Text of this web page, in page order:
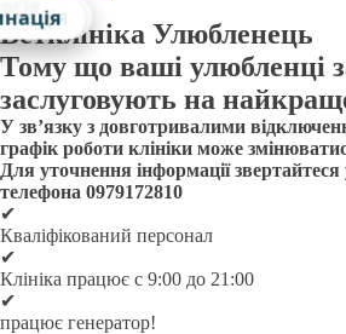
Ветклініка Улюбленець
Тому що ваші улюбленці
заслуговують на
У зв’язку з довготривалими
графік роботи клініки може
Для уточнення інформації
телефона 0979172810
✔
Кваліфікований персонал
✔
Клініка працює с 9:00 до 21:00
✔
працює генератор!